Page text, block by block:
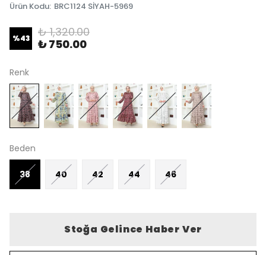
Ürün Kodu: BRC1124 SİYAH-5969
%43
₺ 1,320.00
₺ 750.00
Renk
Beden
38 40 42 44 46
Stoğa Gelince Haber Ver